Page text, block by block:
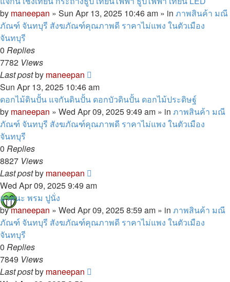
by maneepan » Sun Apr 13, 2025 10:46 am » in ภาพสินค้า มณี
ภัณฑ์ จันทบุรี สังฆภัณฑ์คุณภาพดี ราคาไม่แพง ในตัวเมือง
จันทบุรี
0 Replies
7782 Views
Last postby maneepan
Sun Apr 13, 2025 10:46 am
ดอกไม้ดินปั้น แจกันดินปั้น ดอกบัวดินปั้น ดอกไม้ประดิษฐ์
by maneepan » Wed Apr 09, 2025 9:49 am » in ภาพสินค้า มณี
ภัณฑ์ จันทบุรี สังฆภัณฑ์คุณภาพดี ราคาไม่แพง ในตัวเมือง
จันทบุรี
0 Replies
8827 Views
Last postby maneepan
Wed Apr 09, 2025 9:49 am
อาสนะ พรม ปูนั่ง
bymaneepan » Wed Apr 09, 2025 8:59 am » in ภาพสินค้า มณี
ภัณฑ์ จันทบุรี สังฆภัณฑ์คุณภาพดี ราคาไม่แพง ในตัวเมือง
จันทบุรี
0 Replies
7849 Views
Last postby maneepan